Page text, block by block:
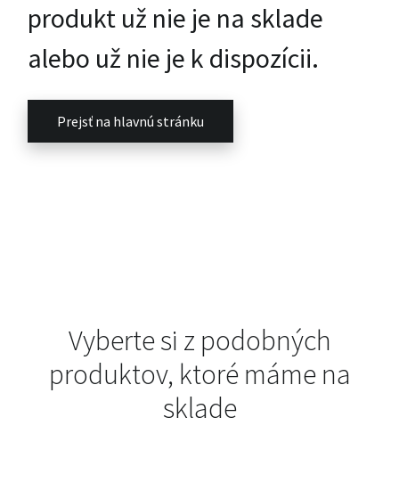
produkt už nie je na sklade
alebo už nie je k dispozícii.
Prejsť na hlavnú stránku
Vyberte si z podobných
produktov, ktoré máme na
sklade